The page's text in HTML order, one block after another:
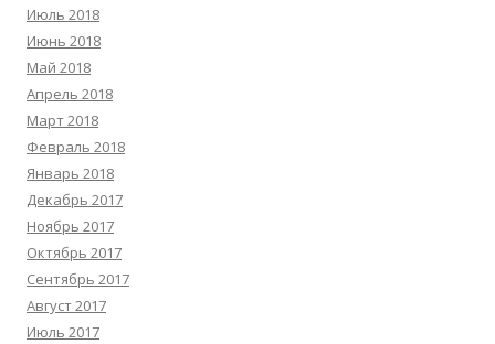
Июль 2018
Июнь 2018
Май 2018
Апрель 2018
Март 2018
Февраль 2018
Январь 2018
Декабрь 2017
Ноябрь 2017
Октябрь 2017
Сентябрь 2017
Август 2017
Июль 2017